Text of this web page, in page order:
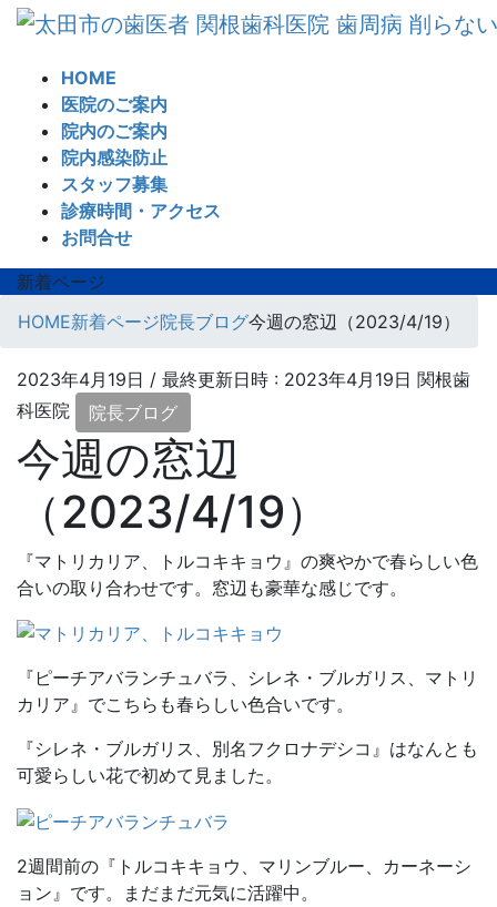
HOME
医院のご案内
院内のご案内
院内感染防止
スタッフ募集
診療時間・アクセス
お問合せ
新着ページ
HOME新着ページ院長ブログ今週の窓辺（2023/4/19）
2023年4月19日 / 最終更新日時 : 2023年4月19日 関根歯
科医院
院長ブログ
今週の窓辺
（2023/4/19）
『マトリカリア、トルコキキョウ』の爽やかで春らしい色
合いの取り合わせです。窓辺も豪華な感じです。
『ピーチアバランチュバラ、シレネ・ブルガリス、マトリ
カリア』でこちらも春らしい色合いです。
『シレネ・ブルガリス、別名フクロナデシコ』はなんとも
可愛らしい花で初めて見ました。
2週間前の『トルコキキョウ、マリンブルー、カーネーシ
ョン』です。まだまだ元気に活躍中。